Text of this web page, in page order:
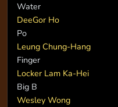
Water
DeeGor Ho
Po
Leung Chung-Hang
Finger
Locker Lam Ka-Hei
Big B
Wesley Wong